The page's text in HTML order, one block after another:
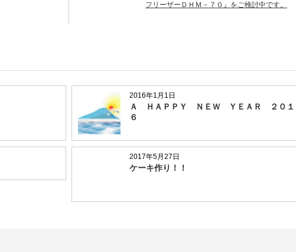
フリーザーＤＨＭ－７０』をご検討中です。
2016年1月1日
Ａ ＨＡＰＰＹ ＮＥＷ ＹＥＡＲ ２０１
６
2017年5月27日
ケーキ作り！！